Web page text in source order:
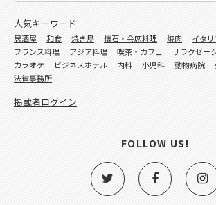
人気キーワード
居酒屋 和食 焼き鳥 懐石・会席料理 焼肉
イタ
フランス料理
アジア料理 喫茶・カフェ リラクゼー
カラオケ
ビジネスホテル 内科 小児科 動物病院
法律事務所
掲載者ログイン
FOLLOW US!